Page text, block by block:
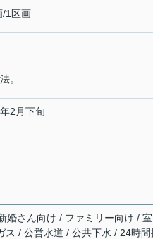
/1区画
。
2月下旬
婚さん向け / ファミリー向け /
ス / 公営水道 / 公共下水 / 24時間